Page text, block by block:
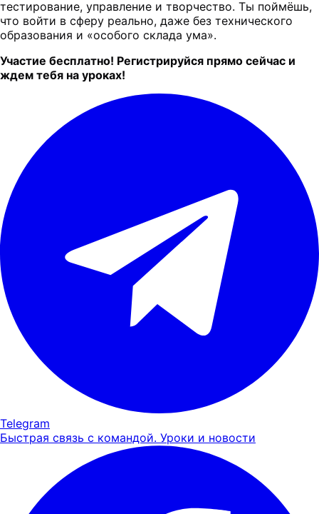
тестирование, управление и творчество. Ты поймёшь,
что войти в сферу реально, даже без технического
образования и «особого склада ума».
Участие бесплатно! Регистрируйся прямо сейчас и
ждем тебя на уроках!
Telegram
Быстрая связь с командой. Уроки и новости